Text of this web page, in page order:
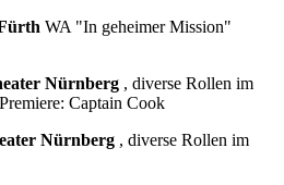
WA "In geheimer Mission"
Nürnberg , diverse Rollen im
Captain Cook
Nürnberg , diverse Rollen im